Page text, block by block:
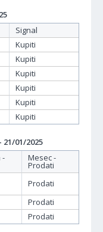
Signal
Kupiti
Kupiti
Kupiti
Kupiti
Kupiti
Kupiti
01/2025
- Mesec -
Prodati
Prodati
Prodati
Prodati